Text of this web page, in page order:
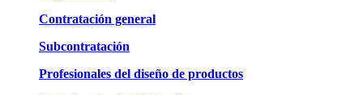
Contratación general
Subcontratación
Profesionales del diseño de productos